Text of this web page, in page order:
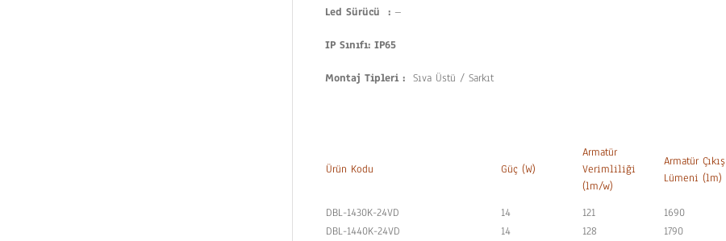
Led Sürücü : –
IP Sınıfı: IP65
Montaj Tipleri : Sıva Üstü / Sarkıt
Ürün Kodu Güç (W)
Armatür
Verimliliği
(lm/w)
Armatür Çıkış
Lümeni (lm)
DBL-1430K-24VD 14 121 1690
DBL-1440K-24VD
14 128 1790